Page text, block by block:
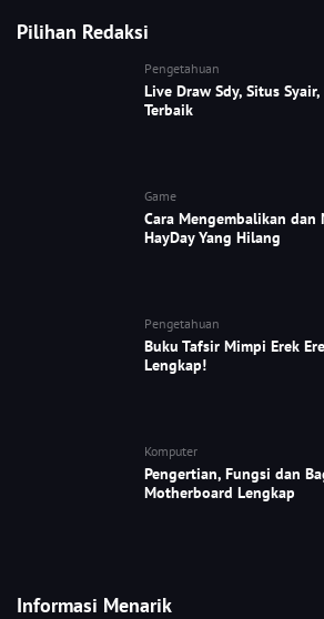
Pilihan Redaksi
Pengetahuan
Live Draw Sdy, Situs
Terbaik
Game
Cara Mengembalikan dan
HayDay Yang Hilang
Pengetahuan
Buku Tafsir Mimpi Erek
Lengkap!
Komputer
Pengertian, Fungsi dan
Motherboard Lengkap
Informasi Menarik